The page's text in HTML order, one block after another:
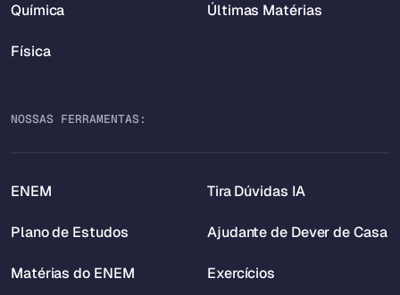
Química
Física
Últimas Matérias
NOSSAS FERRAMENTAS:
ENEM
Plano de Estudos
Matérias do ENEM
Tira Dúvidas IA
Ajudante de Dever de Casa
Exercícios